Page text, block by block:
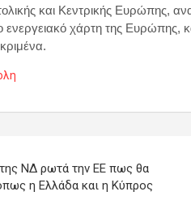
και Κεντρικής Ευρώπης,
χάρτη της Ευρώπης,
ΝΔ ρωτά την ΕΕ πως θα
η Ελλάδα και η Κύπρος